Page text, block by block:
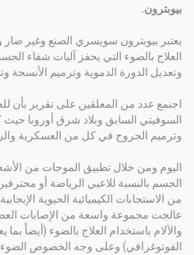
بيوبترون.
يعتبر بيوبترون سويسري الصنع وغير
العلاج بالضوء التي يحفز آليات شفاء
وتعديل الدورة الدموية وترميم الأنسجة
اجنمع عدد من المعلقين على تقرير بأن
السوفيتي السابق وبلاد شرق أوروبا
وترميم الجروح في كل من العسكرية
اليوم ومن خلال تطبيق الموجات من
الجسم بالنسبة للاعبي الرياضة أو
من الاستجابات الكيميائية الحيوية الإيجابية.
عالجت مجموعة واسعة من الإصابات
والآلام باستخدام العلاج بالضوء (أيضاً
الفوتوغرافي) وعلى وجه الخصوص الضوء